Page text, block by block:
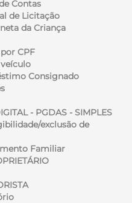
Contas
de Licitação
da Criança
CPF
Consignado
- PGDAS - SIMPLES
exclusão de
Familiar